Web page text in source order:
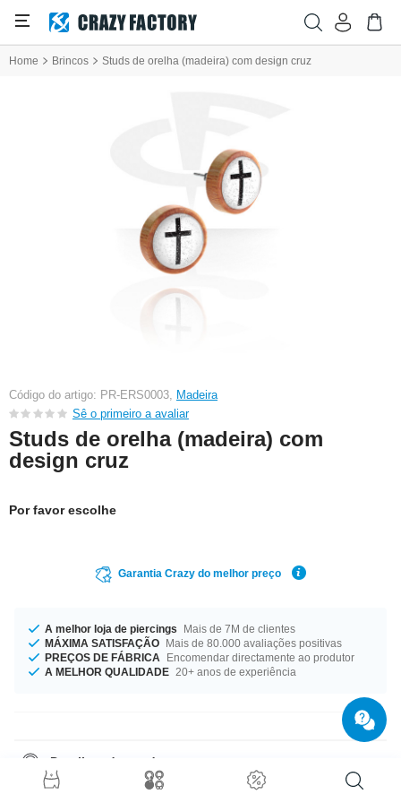
Home Brincos Studs de orelha (madeira) com design cruz
Código do artigo: PR-ERS0003, Madeira
Sê o primeiro a avaliar
Studs de orelha (madeira) com
design cruz
Por favor escolhe
Garantia Crazy do melhor preço
A melhor loja de piercings
Mais de 7M de clientes
MÁXIMA SATISFAÇÃO Mais de 80.000 avaliações positivas
PREÇOS DE FÁBRICA
Encomendar directamente ao produtor
A MELHOR QUALIDADE 20+ anos de experiência
Detalhes do produto
Este produto está disponível em 15 mm de diâmetro. Faia? Mogno? Qual